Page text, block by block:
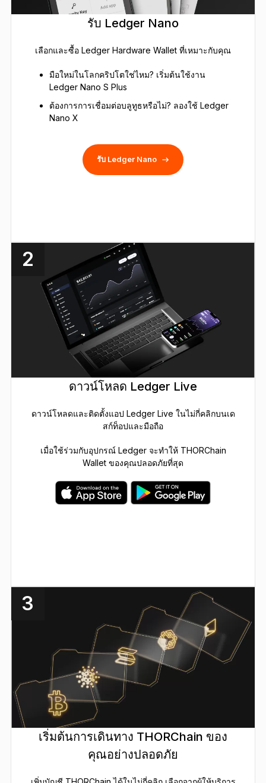
รับ Ledger Nano
เลือกและซื้อ Ledger Hardware Wallet ที่เหมาะกับคุณ
มือใหม่ในโลกคริปโตใช่ไหม? เริ่มต้นใช้งาน
Ledger Nano S Plus
ต้องการการเชื่อมต่อบลูทูธหรือไม่? ลองใช้ Ledger
Nano X
รับ Ledger Nano
2
ดาวน์โหลด Ledger Live
ดาวน์โหลดและติดตั้งแอป Ledger Live ในไม่กี่คลิกบนเด
สก์ท็อปและมือถือ
เมื่อใช้ร่วมกับอุปกรณ์ Ledger จะทำให้ THORChain
Wallet ของคุณปลอดภัยที่สุด
3
เริ่มต้นการเดินทาง THORChain ของ
คุณอย่างปลอดภัย